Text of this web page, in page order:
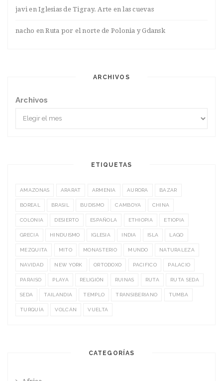
javi enIglesias de Tigray. Arte en las cuevas
nacho enRuta por el norte de Polonia y Gdansk
ARCHIVOS
Archivos
ETIQUETAS
AMAZONAS ARARAT ARMENIA AURORA BAZAR
BOREAL BRASIL BUDISMO CAMBOYA CHINA
COLONIA DESIERTO ESPAÑOLA ETHIOPIA ETIOPIA
GRECIA HINDUISMO IGLESIA INDIA ISLA LAGO
MEZQUITA MITO MONASTERIO MUNDO NATURALEZA
NAVIDAD NEW YORK ORTODOXO PACIFICO PALACIO
PARAISO PLAYA RELIGIÓN RUINAS RUTA RUTA SEDA
SEDA TAILANDIA TEMPLO TRANSIBERIANO TUMBA
TURQUÍA VOLCÁN VUELTA
CATEGORÍAS